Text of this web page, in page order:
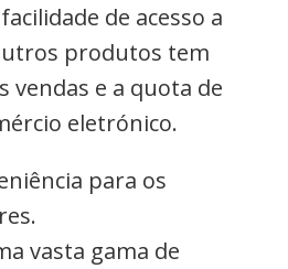
de acesso a
produtos tem
vendas e a quota de
eletrónico.
para os
vasta gama de